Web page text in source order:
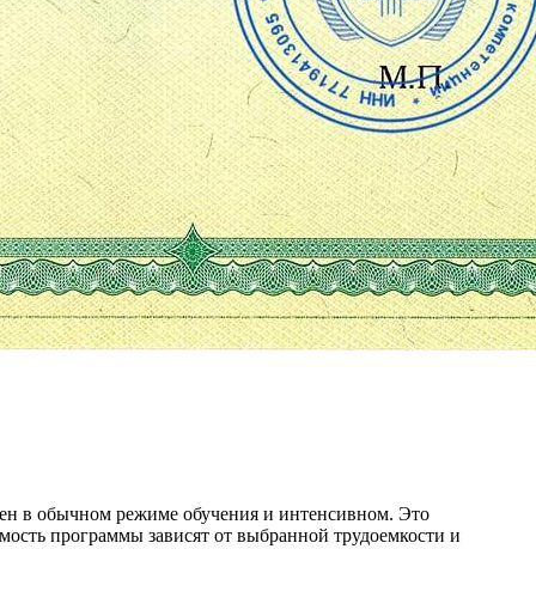
в обычном режиме обучения и интенсивном. Это
программы зависят от выбранной трудоемкости и